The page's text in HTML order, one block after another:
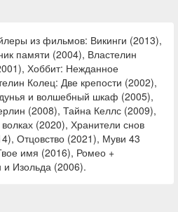
из фильмов: Викинги (2013),
памяти (2004), Властелин
Хоббит: Нежданное
Колец: Две крепости (2002),
и волшебный шкаф (2005),
(2008), Тайна Келлс (2009),
(2020), Хранители снов
Отцовство (2021), Муви 43
имя (2016), Ромео +
и Изольда (2006).